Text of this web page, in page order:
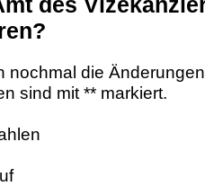
nochmal die
sind mit ** markiert.